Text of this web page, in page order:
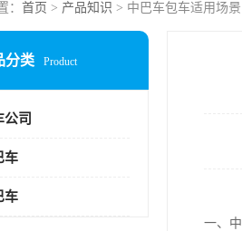
： 首页 > 产品知识 > 中巴车包车适用场景
分类 Product
公司
车
车
一、